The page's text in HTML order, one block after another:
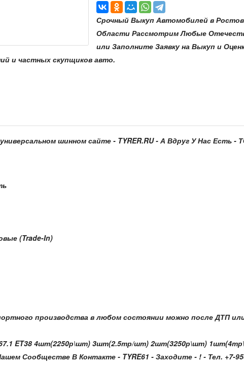
Срочный Выкуп Автомобилей в
Области Рассмотрим Любые
или Заполните Заявку на Выкуп и
и частных скупщиков авто.
шинном сайте - TYRER.RU - А Вдруг У Нас Есть
(Trade-In)
производства в любом состоянии можно после ДТП
67.1 ET38 4шт(2250р\шт) 3шт(2.5тр/шт) 2шт(3250р\шт)
Сообществе В Контакте - TYRE61 - Заходите - ! - Тел. +7-